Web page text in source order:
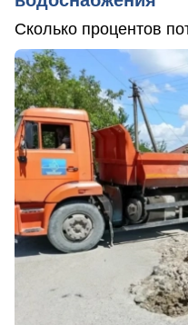
Сколько процентов